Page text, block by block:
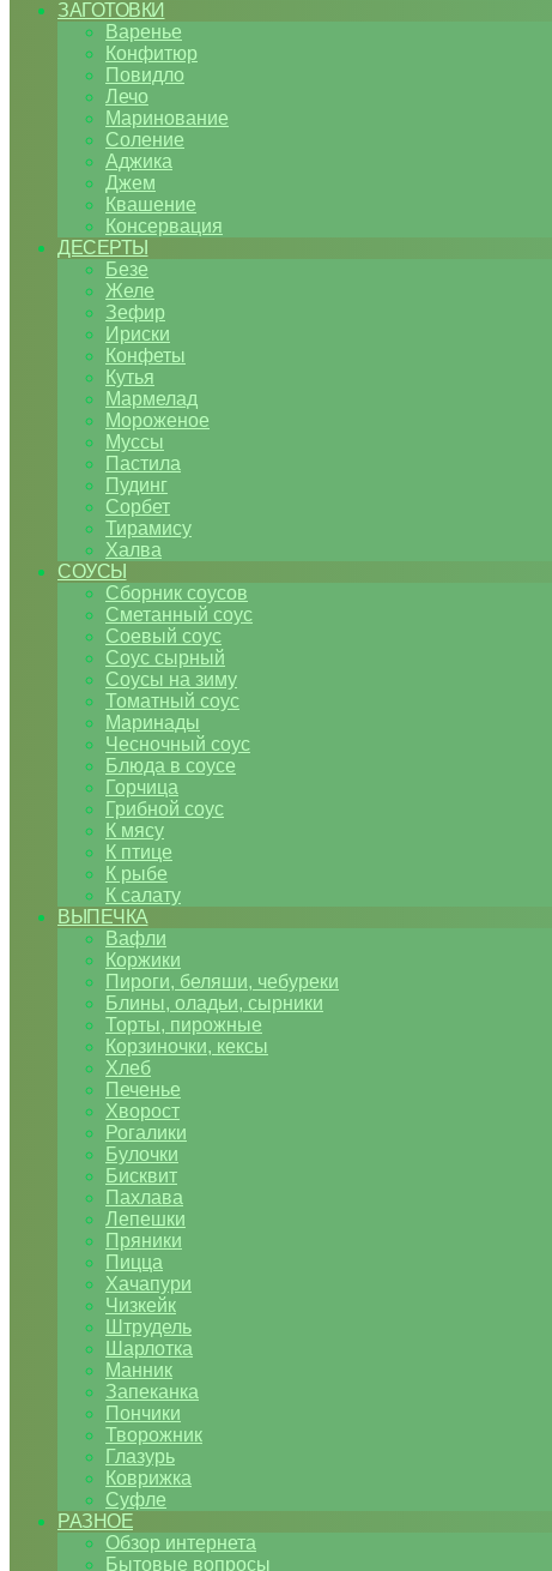
ЗАГОТОВКИ
Варенье
Конфитюр
Повидло
Лечо
Маринование
Соление
Аджика
Джем
Квашение
Консервация
ДЕСЕРТЫ
Безе
Желе
Зефир
Ириски
Конфеты
Кутья
Мармелад
Мороженое
Муссы
Пастила
Пудинг
Сорбет
Тирамису
Халва
СОУСЫ
Сборник соусов
Сметанный соус
Соевый соус
Соус сырный
Соусы на зиму
Томатный соус
Маринады
Чесночный соус
Блюда в соусе
Горчица
Грибной соус
К мясу
К птице
К рыбе
К салату
ВЫПЕЧКА
Вафли
Коржики
Пироги, беляши, чебуреки
Блины, оладьи, сырники
Торты, пирожные
Корзиночки, кексы
Хлеб
Печенье
Хворост
Рогалики
Булочки
Бисквит
Пахлава
Лепешки
Пряники
Пицца
Хачапури
Чизкейк
Штрудель
Шарлотка
Манник
Запеканка
Пончики
Творожник
Глазурь
Коврижка
Суфле
РАЗНОЕ
Обзор интернета
Бытовые вопросы